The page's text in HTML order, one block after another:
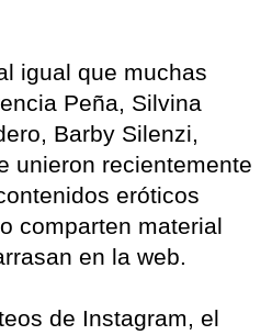
igual que muchas
Peña, Silvina
Barby Silenzi,
unieron recientemente
eróticos
comparten material
en la web.
de Instagram, el